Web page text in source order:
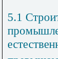
5.1